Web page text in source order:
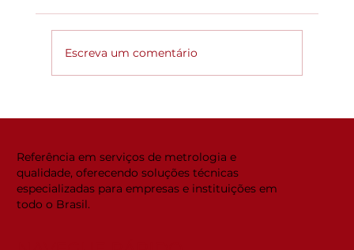
Escreva um comentário
Referência em serviços de metrologia e
qualidade, oferecendo soluções técnicas
especializadas para empresas e instituições em
todo o Brasil.